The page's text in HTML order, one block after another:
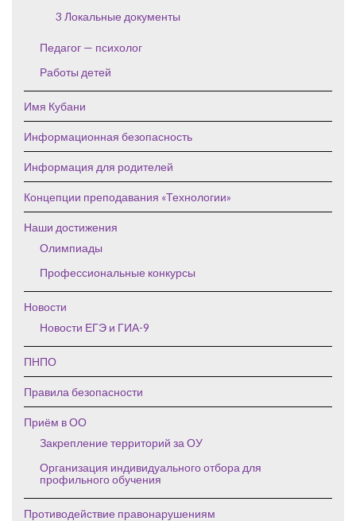
3 Локальные документы
Педагог — психолог
Работы детей
Имя Кубани
Информационная безопасность
Информация для родителей
Концепции преподавания «Технологии»
Наши достижения
Олимпиады
Профессиональные конкурсы
Новости
Новости ЕГЭ и ГИА-9
ПНПО
Правила безопасности
Приём в ОО
Закрепление территорий за ОУ
Организация индивидуального отбора для
профильного обучения
Противодействие правонарушениям